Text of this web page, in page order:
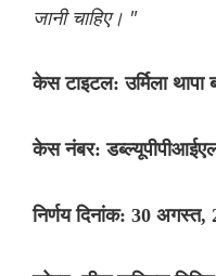
जानी चाहिए। "
केस टाइटल: उर्मिला
केस नंबर:
निर्णय दिनांक: 30 अगस्त,